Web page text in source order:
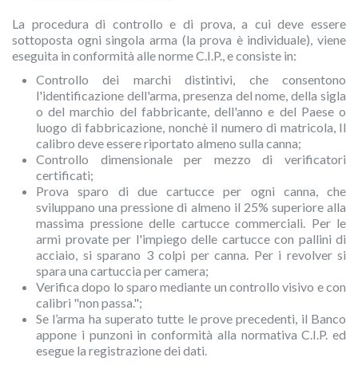
La procedura di controllo e di prova, a cui deve essere
sottoposta ogni singola arma (la prova è individuale), viene
eseguita in conformità alle norme C.I.P., e consiste in:
Controllo dei marchi distintivi, che consentono
l'identificazione dell'arma, presenza del nome, della sigla
o del marchio del fabbricante, dell'anno e del Paese o
luogo di fabbricazione, nonchè il numero di matricola, Il
calibro deve essere riportato almeno sulla canna;
Controllo dimensionale per mezzo di verificatori
certificati;
Prova sparo di due cartucce per ogni canna, che
sviluppano una pressione di almeno il 25% superiore alla
massima pressione delle cartucce commerciali. Per le
armi provate per l'impiego delle cartucce con pallini di
acciaio, si sparano 3 colpi per canna. Per i revolver si
spara una cartuccia per camera;
Verifica dopo lo sparo mediante un controllo visivo e con
calibri "non passa.";
Se l’arma ha superato tutte le prove precedenti, il Banco
appone i punzoni in conformità alla normativa C.I.P. ed
esegue la registrazione dei dati.